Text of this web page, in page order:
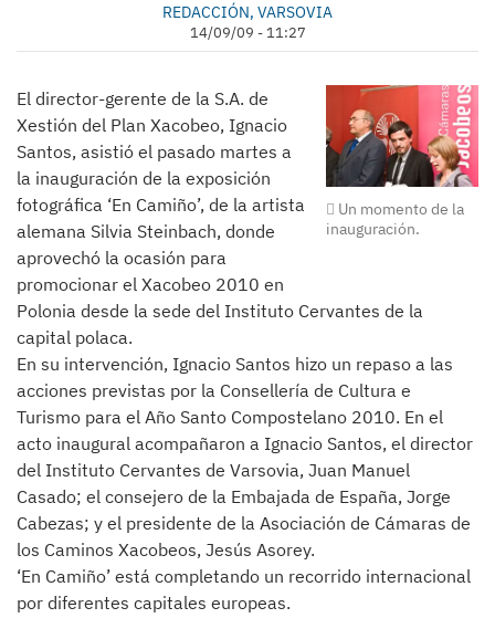
REDACCIÓN, VARSOVIA
14/09/09 - 11:27
Un momento de la
inauguración.
El director-gerente de la S.A. de
Xestión del Plan Xacobeo, Ignacio
Santos, asistió el pasado martes a
la inauguración de la exposición
fotográfica ‘En Camiño’, de la artista
alemana Silvia Steinbach, donde
aprovechó la ocasión para
promocionar el Xacobeo 2010 en
Polonia desde la sede del Instituto Cervantes de la
capital polaca.
En su intervención, Ignacio Santos hizo un repaso a las
acciones previstas por la Consellería de Cultura e
Turismo para el Año Santo Compostelano 2010. En el
acto inaugural acompañaron a Ignacio Santos, el director
del Instituto Cervantes de Varsovia, Juan Manuel
Casado; el consejero de la Embajada de España, Jorge
Cabezas; y el presidente de la Asociación de Cámaras de
los Caminos Xacobeos, Jesús Asorey.
‘En Camiño’ está completando un recorrido internacional
por diferentes capitales europeas.